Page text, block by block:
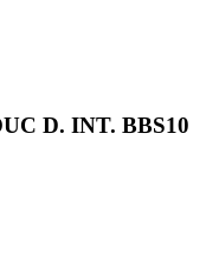
D. INT. BBS10